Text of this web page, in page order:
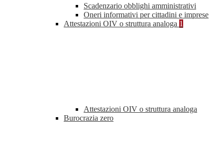
Scadenzario obblighi amministrativi
Oneri informativi per cittadini e imprese
Attestazioni OIV o struttura analoga 1
Attestazioni OIV o struttura analoga
Burocrazia zero